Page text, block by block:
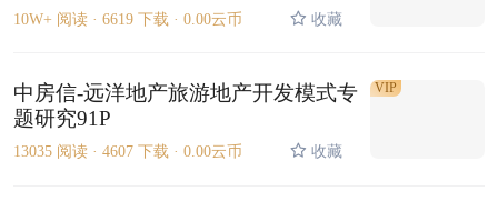
10W+ 阅读 · 6619 下载 · 0.00云币 收藏
中房信-远洋地产旅游地产开发模式专
题研究91P
13035 阅读 · 4607 下载 · 0.00云币 收藏
VIP